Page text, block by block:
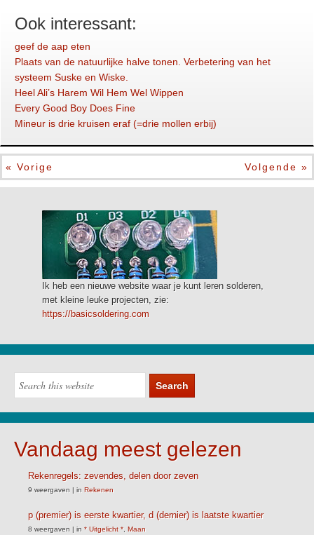
Ook interessant:
geef de aap eten
Plaats van de natuurlijke halve tonen. Verbetering van het
systeem Suske en Wiske.
Heel Ali’s Harem Wil Hem Wel Wippen
Every Good Boy Does Fine
Mineur is drie kruisen eraf (=drie mollen erbij)
« Vorige Volgende »
Ik heb een nieuwe website waar je kunt leren solderen,
met kleine leuke projecten, zie:
https://basicsoldering.com
Vandaag meest gelezen
Rekenregels: zevendes, delen door zeven
9 weergaven | in Rekenen
p (premier) is eerste kwartier, d (dernier) is laatste kwartier
8 weergaven | in * Uitgelicht * Maan